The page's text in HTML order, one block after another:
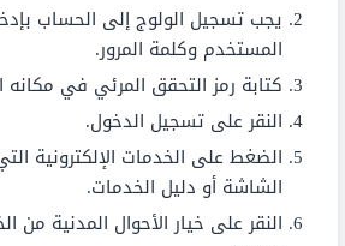
يجب تسجيل الولوج إلى الحساب
المستخدم وكلمة المرور.
كتابة رمز التحقق المرئي في مكانه
النقر على تسجيل الدخول.
الضغط على الخدمات الإلكترونية
الشاشة أو دليل الخدمات.
النقر على خيار الأحوال المدنية من